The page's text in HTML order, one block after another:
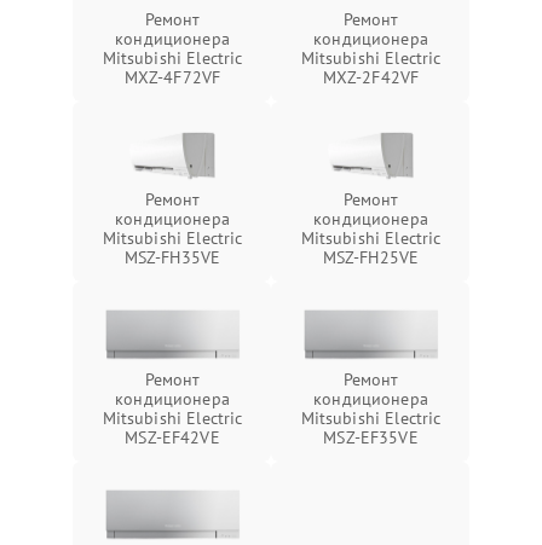
Ремонт
кондиционера
Mitsubishi Electric
MXZ-4F72VF
Ремонт
кондиционера
Mitsubishi Electric
MXZ-2F42VF
Ремонт
кондиционера
Mitsubishi Electric
MSZ-FH35VE
Ремонт
кондиционера
Mitsubishi Electric
MSZ-FH25VE
Ремонт
кондиционера
Mitsubishi Electric
MSZ-EF42VE
Ремонт
кондиционера
Mitsubishi Electric
MSZ-EF35VE